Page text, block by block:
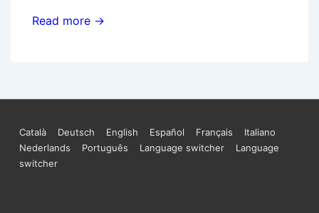
Nou
Banyoles
Read more →
Menú
del
Català Deutsch English Español Français
Italiano
Nederlands
Português Language switcher
Language
switcher